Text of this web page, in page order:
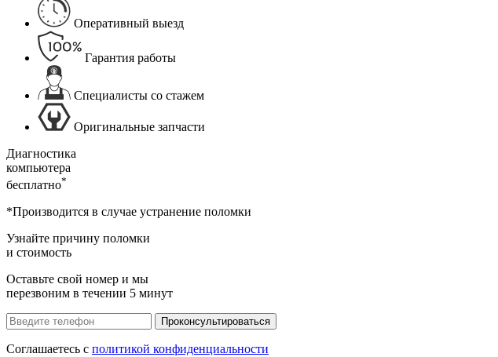
Оперативный выезд
Гарантия работы
Специалисты со стажем
Оригинальные запчасти
Диагностика
компьютера
бесплатно*
*Производится в случае устранение поломки
Узнайте причину поломки
и стоимость
Оставьте свой номер и мы
перезвоним в течении 5 минут
Проконсультироваться
Соглашаетесь с политикой конфиденциальности